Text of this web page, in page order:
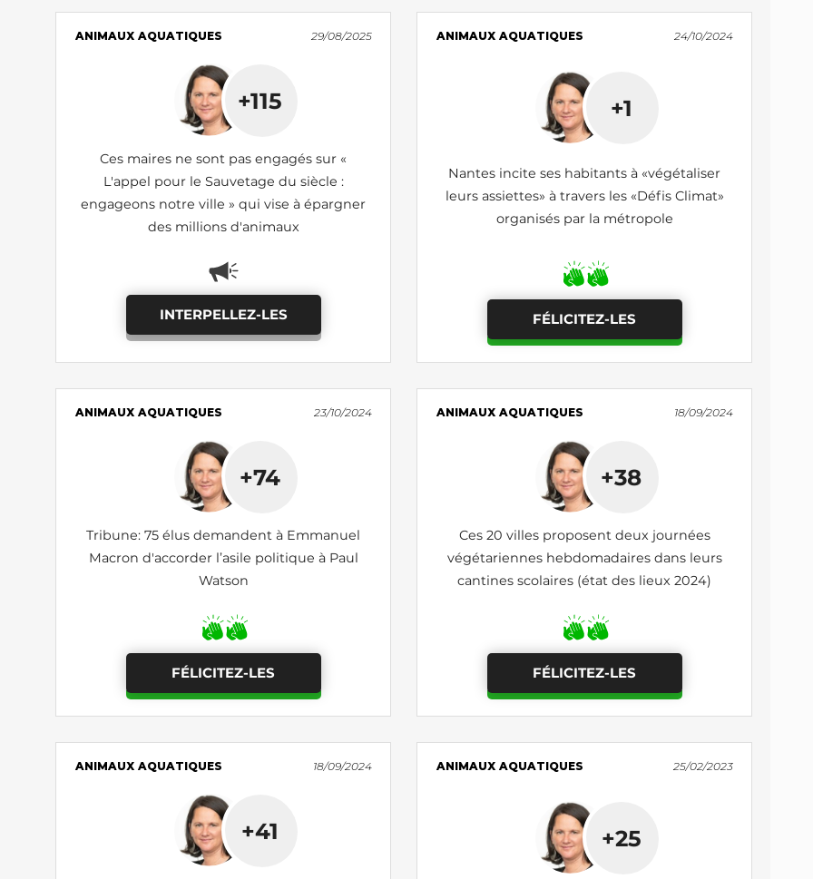
ANIMAUX AQUATIQUES 29/08/2025
+115
Ces maires ne sont pas engagés sur «
L'appel pour le Sauvetage du siècle :
engageons notre ville » qui vise à épargner
des millions d'animaux
INTERPELLEZ-LES
ANIMAUX AQUATIQUES 24/10/2024
+1
Nantes incite ses habitants à «végétaliser
leurs assiettes» à travers les «Défis Climat»
organisés par la métropole
FÉLICITEZ-LES
ANIMAUX AQUATIQUES 23/10/2024
+74
Tribune: 75 élus demandent à Emmanuel
Macron d'accorder l’asile politique à Paul
Watson
FÉLICITEZ-LES
ANIMAUX AQUATIQUES 18/09/2024
+38
Ces 20 villes proposent deux journées
végétariennes hebdomadaires dans leurs
cantines scolaires (état des lieux 2024)
FÉLICITEZ-LES
ANIMAUX AQUATIQUES 18/09/2024
+41
ANIMAUX AQUATIQUES 25/02/2023
+25